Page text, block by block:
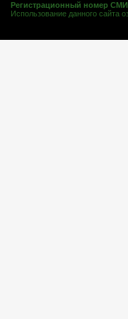
Регистрационный номер
Использование данного сайта